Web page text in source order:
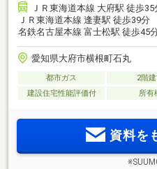
ＪＲ東海道本線 大府駅 徒歩35
ＪＲ東海道本線 逢妻駅 徒歩39分
名鉄名古屋本線 富士松駅 徒歩45
愛知県大府市横根町石丸
都市ガス 2階
建設住宅性能評価付
所有
資料を